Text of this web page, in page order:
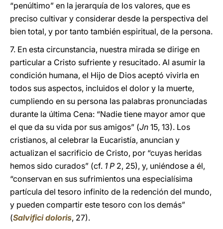
“penúltimo” en la jerarquía de los valores, que es
preciso cultivar y considerar desde la perspectiva del
bien total, y por tanto también espiritual, de la persona.
7. En esta circunstancia, nuestra mirada se dirige en
particular a Cristo sufriente y resucitado. Al asumir la
condición humana, el Hijo de Dios aceptó vivirla en
todos sus aspectos, incluidos el dolor y la muerte,
cumpliendo en su persona las palabras pronunciadas
durante la última Cena: “Nadie tiene mayor amor que
el que da su vida por sus amigos” (Jn 15, 13). Los
cristianos, al celebrar la Eucaristía, anuncian y
actualizan el sacrificio de Cristo, por “cuyas heridas
hemos sido curados” (cf. 1 P 2, 25), y, uniéndose a él,
“conservan en sus sufrimientos una especialísima
partícula del tesoro infinito de la redención del mundo,
y pueden compartir este tesoro con los demás”
(Salvifici doloris, 27).